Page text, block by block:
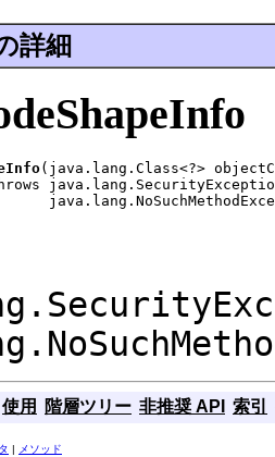
詳細
(java.lang.Class<?>
使用 階層ツリー 非推奨 API 索引
| メソッド